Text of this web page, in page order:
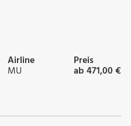
Airline
MU
Preis
ab 471,00 €